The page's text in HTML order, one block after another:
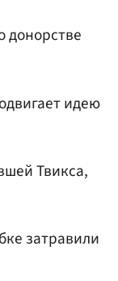
донорстве
идею
Твикса,
затравили